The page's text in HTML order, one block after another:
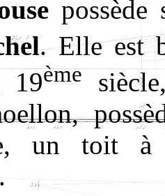
. Elle est
19ème
un toit à